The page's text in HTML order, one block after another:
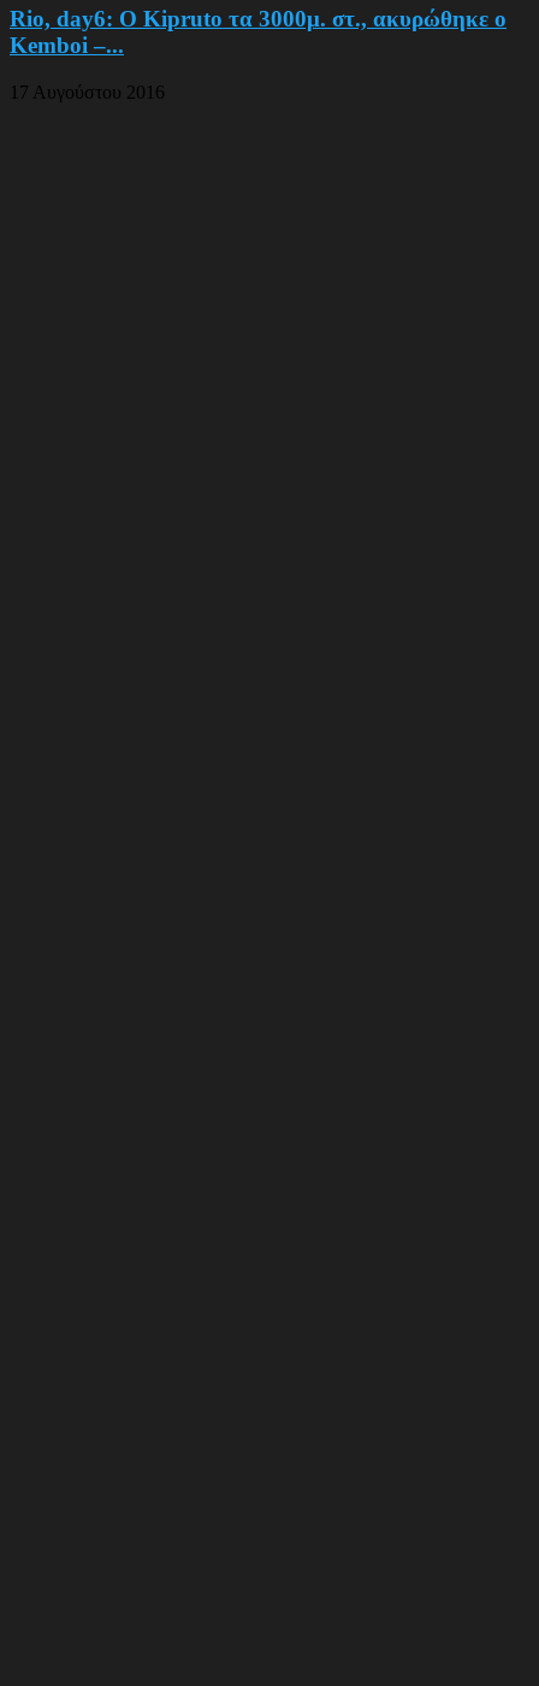
Rio, day6: Ο Kipruto τα 3000μ. στ., ακυρώθηκε ο
Kemboi –...
17 Αυγούστου 2016